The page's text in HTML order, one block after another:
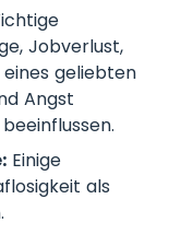
Jobverlust,
geliebten
Angst
Einige
als